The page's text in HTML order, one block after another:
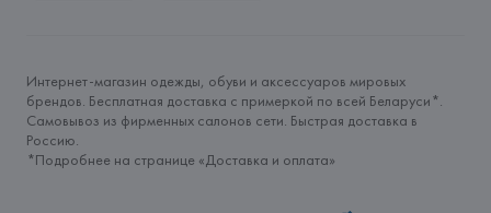
Интернет-магазин одежды, обуви и аксессуаров мировых
брендов. Бесплатная доставка с примеркой по всей Беларуси*.
Самовывоз из фирменных салонов сети. Быстрая доставка в
Россию.
*Подробнее на странице «Доставка и оплата»